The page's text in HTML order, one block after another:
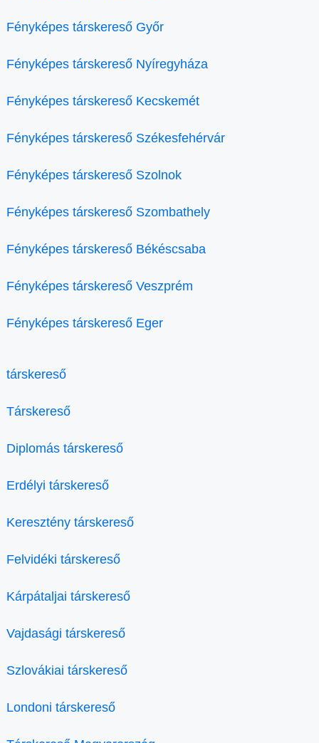
Fényképes társkereső Győr
Fényképes társkereső Nyíregyháza
Fényképes társkereső Kecskemét
Fényképes társkereső Székesfehérvár
Fényképes társkereső Szolnok
Fényképes társkereső Szombathely
Fényképes társkereső Békéscsaba
Fényképes társkereső Veszprém
Fényképes társkereső Eger
társkereső
Társkereső
Diplomás társkereső
Erdélyi társkereső
Keresztény társkereső
Felvidéki társkereső
Kárpátaljai társkereső
Vajdasági társkereső
Szlovákiai társkereső
Londoni társkereső